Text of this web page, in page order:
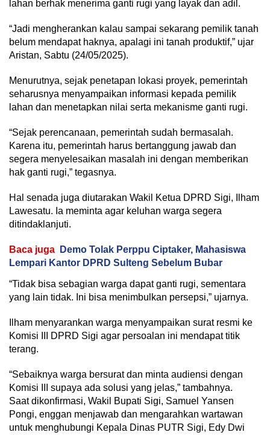
lahan berhak menerima ganti rugi yang layak dan adil.
“Jadi mengherankan kalau sampai sekarang pemilik tanah
belum mendapat haknya, apalagi ini tanah produktif,” ujar
Aristan, Sabtu (24/05/2025).
Menurutnya, sejak penetapan lokasi proyek, pemerintah
seharusnya menyampaikan informasi kepada pemilik
lahan dan menetapkan nilai serta mekanisme ganti rugi.
“Sejak perencanaan, pemerintah sudah bermasalah.
Karena itu, pemerintah harus bertanggung jawab dan
segera menyelesaikan masalah ini dengan memberikan
hak ganti rugi,” tegasnya.
Hal senada juga diutarakan Wakil Ketua DPRD Sigi, Ilham
Lawesatu. Ia meminta agar keluhan warga segera
ditindaklanjuti.
Baca juga
Demo Tolak Perppu Ciptaker, Mahasiswa
Lempari Kantor DPRD Sulteng Sebelum Bubar
“Tidak bisa sebagian warga dapat ganti rugi, sementara
yang lain tidak. Ini bisa menimbulkan persepsi,” ujarnya.
Ilham menyarankan warga menyampaikan surat resmi ke
Komisi III DPRD Sigi agar persoalan ini mendapat titik
terang.
“Sebaiknya warga bersurat dan minta audiensi dengan
Komisi III supaya ada solusi yang jelas,” tambahnya.
Saat dikonfirmasi, Wakil Bupati Sigi, Samuel Yansen
Pongi, enggan menjawab dan mengarahkan wartawan
untuk menghubungi Kepala Dinas PUTR Sigi, Edy Dwi